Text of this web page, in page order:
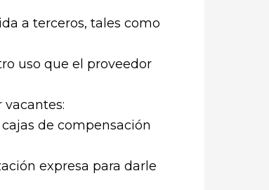
a terceros, tales como
uso que el proveedor
de compensación
expresa para darle